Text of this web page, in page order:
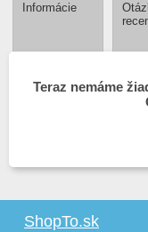
Informácie
Teraz nemáme
ShopTo.sk